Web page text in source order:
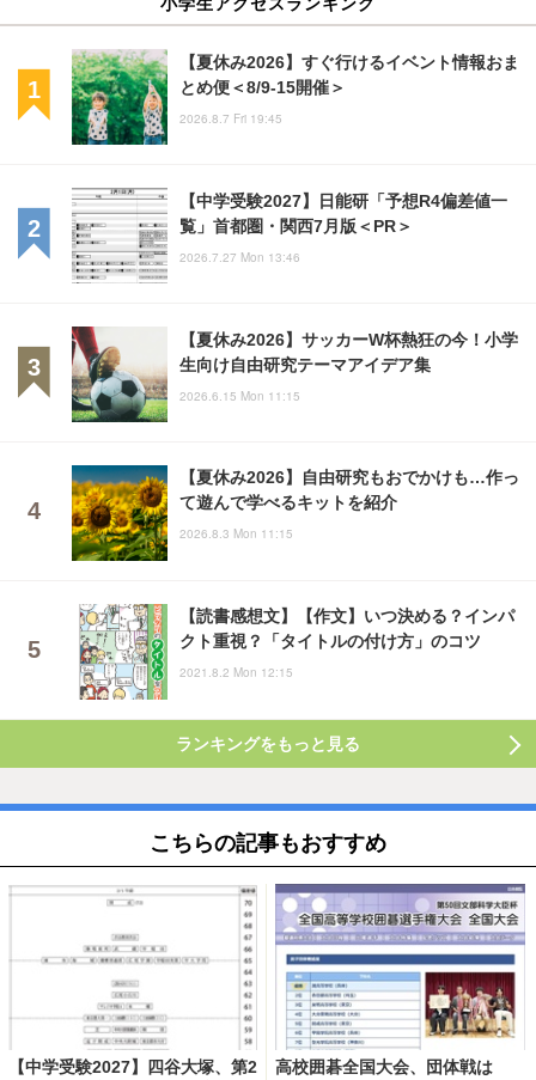
【夏休み2026】すぐ行けるイベント情報おま
とめ便＜8/9-15開催＞
2026.8.7 Fri 19:45
【中学受験2027】日能研「予想R4偏差値一
覧」首都圏・関西7月版＜PR＞
2026.7.27 Mon 13:46
【夏休み2026】サッカーW杯熱狂の今！小学
生向け自由研究テーマアイデア集
2026.6.15 Mon 11:15
【夏休み2026】自由研究もおでかけも…作っ
て遊んで学べるキットを紹介
2026.8.3 Mon 11:15
【読書感想文】【作文】いつ決める？インパ
クト重視？「タイトルの付け方」のコツ
2021.8.2 Mon 12:15
ランキングをもっと見る
こちらの記事もおすすめ
【中学受験2027】四谷大塚、第2
高校囲碁全国大会、団体戦は